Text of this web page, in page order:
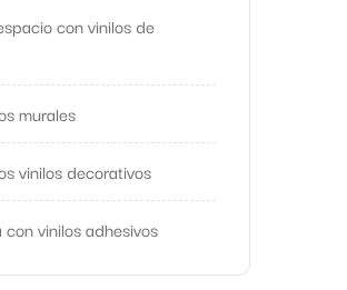
con vinilos de
murales
vinilos decorativos
vinilos adhesivos